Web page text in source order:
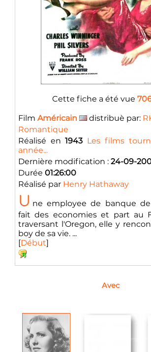
Cette fiche a été vue
Film Américain distribuè par:
Romantique
Réalisé en1943 Les films
année...
Dernière modification : 24-09-
Durée 01:26:00
Réalisé par Henry Hathaway
U ne employee de banque
fait des economies et part au
traversant l'Oregon, elle y
boy de sa vie. ...
[Début]
Avec